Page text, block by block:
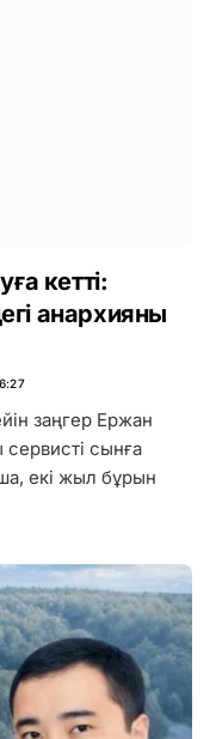
кетті:
анархияны
заңгер Ержан
сынға
екі жыл бұрын